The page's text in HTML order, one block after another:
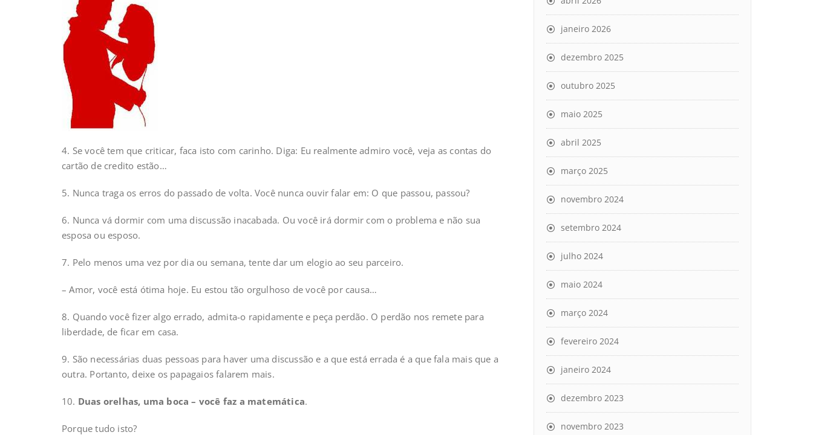
4. Se você tem que criticar, faca isto com carinho. Diga: Eu realmente admiro você, veja as contas do
cartão de credito estão…
5. Nunca traga os erros do passado de volta. Você nunca ouvir falar em: O que passou, passou?
6. Nunca vá dormir com uma discussão inacabada. Ou você irá dormir com o problema e não sua
esposa ou esposo.
7. Pelo menos uma vez por dia ou semana, tente dar um elogio ao seu parceiro.
– Amor, você está ótima hoje. Eu estou tão orgulhoso de você por causa…
8. Quando você fizer algo errado, admita-o rapidamente e peça perdão. O perdão nos remete para
liberdade, de ficar em casa.
9. São necessárias duas pessoas para haver uma discussão e a que está errada é a que fala mais que a
outra. Portanto, deixe os papagaios falarem mais.
10. Duas orelhas, uma boca – você faz a matemática.
Porque tudo isto?
janeiro 2026
dezembro 2025
outubro 2025
maio 2025
abril 2025
março 2025
novembro 2024
setembro 2024
julho 2024
maio 2024
março 2024
fevereiro 2024
janeiro 2024
dezembro 2023
novembro 2023